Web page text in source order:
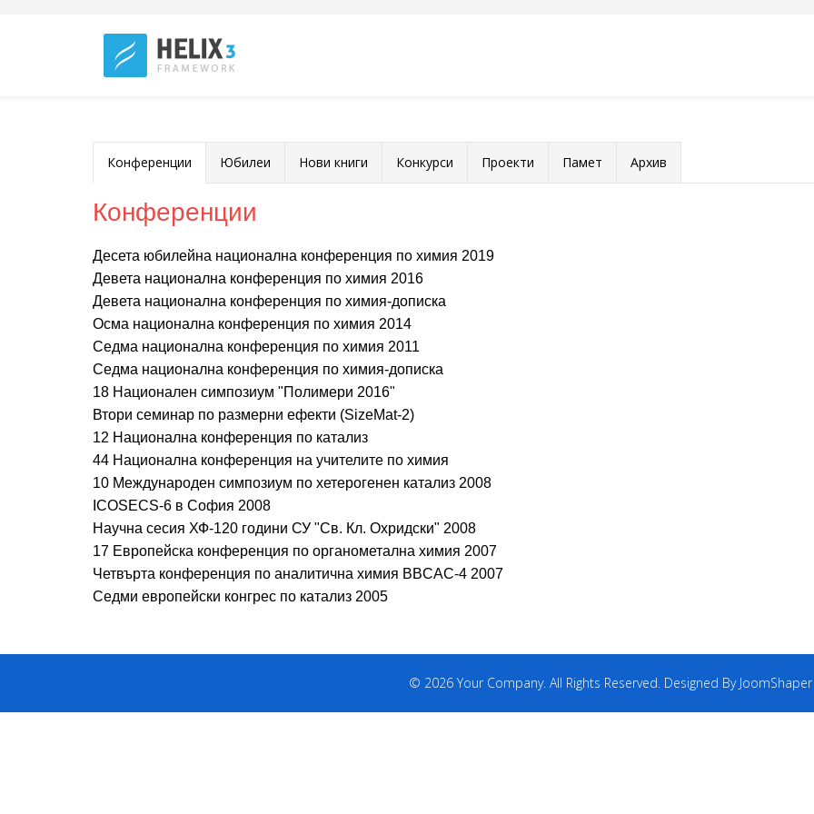
Конференции Юбилеи Нови книги Конкурси Проекти Памет Архив
Конференции
Десета юбилейна национална конференция по химия 2019
Девета национална конференция по химия 2016
Девета национална конференция по химия-дописка
Осма национална конференция по химия 2014
Седма национална конференция по химия 2011
Седма национална конференция по химия-дописка
18 Национален симпозиум "Полимери 2016"
Втори семинар по размерни ефекти (SizeMat-2)
12 Национална конференция по катализ
44 Национална конференция на учителите по химия
10 Международен симпозиум по хетерогенен катализ 2008
ICOSECS-6 в София 2008
Научна сесия ХФ-120 години СУ "Св. Кл. Охридски" 2008
17 Европейска конференция по органометална химия 2007
Четвърта конференция по аналитична химия BBCAC-4 2007
Седми европейски конгрес по катализ 2005
© 2026 Your Company. All Rights Reserved. Designed By JoomShaper